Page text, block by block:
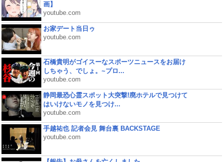
画】
youtube.com
お家デート当日ゥ
youtube.com
石橋貴明がゴイスーなスポーツニュースをお届け
しちゃう、でしょ。~プロ...
youtube.com
静岡最恐心霊スポット大突撃!廃ホテルで見つけて
はいけないモノを見つけ...
youtube.com
手越祐也 記者会見 舞台裏 BACKSTAGE
youtube.com